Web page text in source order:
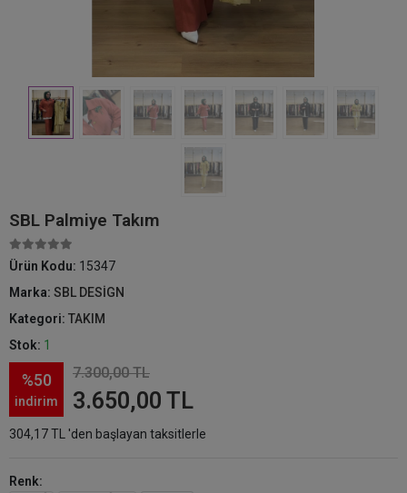
SBL Palmiye Takım
Ürün Kodu: 15347
Marka: SBL DESİGN
Kategori: TAKIM
Stok: 1
%50
indirim
7.300,00 TL
3.650,00 TL
304,17 TL 'den başlayan taksitlerle
Renk: